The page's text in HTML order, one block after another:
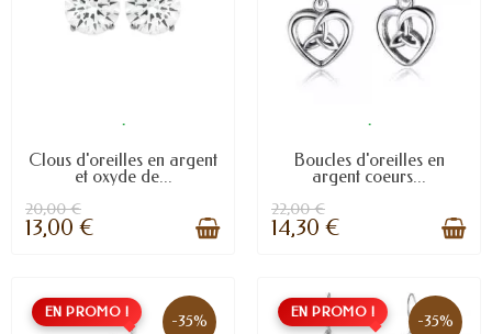
.
Clous d'oreilles en argent
et oxyde de...
20,00 €
13,00 €
.
Boucles d'oreilles en
argent coeurs...
22,00 €
14,30 €
EN PROMO ! -35% EN PROMO ! -35%